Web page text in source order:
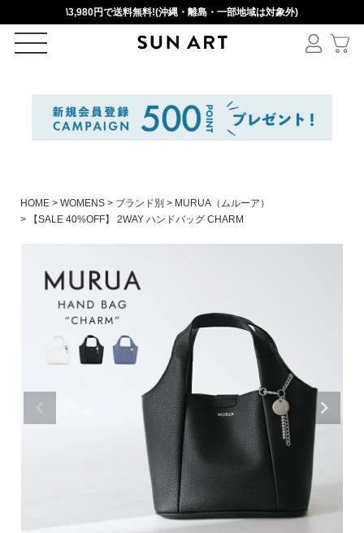
\3,980円で送料無料!(沖縄・離島・一部地域は対象外)
ログイン
新規会員登録
絞りこみ検索
アイテムを選択
〜
円(税込)
検索
HOME WOMENS ブランド別
MURUA（ムルーア）
【SALE 40%OFF】 2WAY ハンドバッグ CHARM